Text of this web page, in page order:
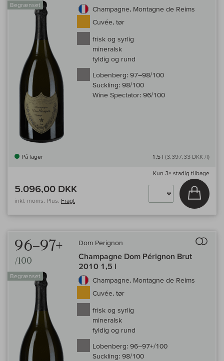
Begrænset
Champagne, Montagne de Reims
Cuvée, tør
frisk og syrlig
mineralsk
fyldig og rund
Lobenberg: 97–98/100
Suckling: 98/100
Wine Spectator: 96/100
På lager 1,5 l (3.397,33 DKK /l)
Kun 3× stadig tilbage
5.096,00 DKK
inkl. moms, Plus. Fragt
Læg i
96–97+
/100
Begrænset
Dom Perignon
Champagne Dom Pérignon Brut
2010 1,5 l
Champagne, Montagne de Reims
Cuvée, tør
frisk og syrlig
mineralsk
fyldig og rund
Lobenberg: 96–97+/100
Suckling: 98/100